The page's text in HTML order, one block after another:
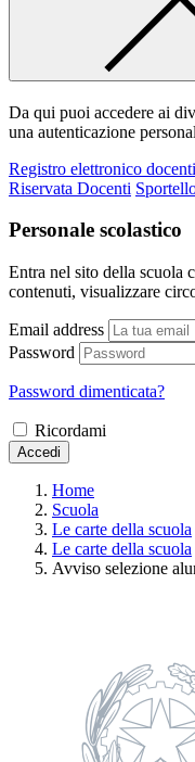
Da qui puoi accedere ai
una autenticazione
Registro elettronico docenti
Riservata Docenti
Personale scolastico
Entra nel sito della scuola
contenuti, visualizzare
Email address
Password
Password dimenticata?
Ricordami
Accedi
Home
Scuola
Le carte della scuola
Le carte della scuola
Avviso selezione